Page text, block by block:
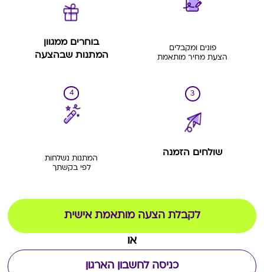
פונים ומקבלים
הצעת מחיר מותאמת
בוחרים ממגוון
המתנות שבהצעה
3
שולחים הזמנה
4
המתנות נשלחות
לפי בקשתך
כניסה לחשבון הארגון
או
לקבלת הצעה מותאמת אישית